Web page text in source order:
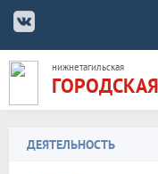
нижнетагильская
ДЕЯТЕЛЬНОСТЬ